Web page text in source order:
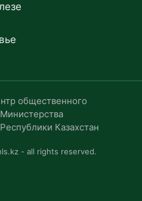
общественного
Казахстан
- all rights reserved.